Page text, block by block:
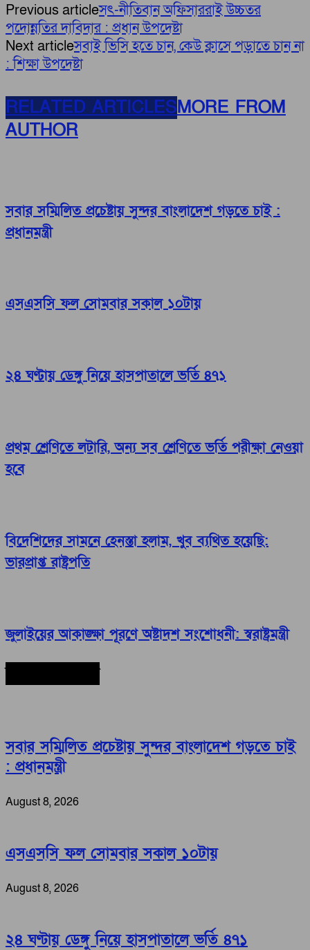
Previous articleসৎ-নীতিবান অফিসাররাই উচ্চতর
পদোন্নতির দাবিদার : প্রধান উপদেষ্টা
Next articleসবাই ভিসি হতে চান, কেউ ক্লাসে পড়াতে চান না
: শিক্ষা উপদেষ্টা
RELATED ARTICLESMORE FROM
AUTHOR
সবার সম্মিলিত প্রচেষ্টায় সুন্দর বাংলাদেশ গড়তে চাই :
প্রধানমন্ত্রী
এসএসসি ফল সোমবার সকাল ১০টায়
২৪ ঘণ্টায় ডেঙ্গু নিয়ে হাসপাতালে ভর্তি ৪৭১
প্রথম শ্রেণিতে লটারি, অন্য সব শ্রেণিতে ভর্তি পরীক্ষা নেওয়া
হবে
বিদেশিদের সামনে হেনস্তা হলাম, খুব ব্যথিত হয়েছি:
ভারপ্রাপ্ত রাষ্ট্রপতি
জুলাইয়ের আকাঙ্ক্ষা পূরণে অষ্টাদশ সংশোধনী: স্বরাষ্ট্রমন্ত্রী
সবার সম্মিলিত প্রচেষ্টায় সুন্দর বাংলাদেশ গড়তে চাই
: প্রধানমন্ত্রী
August 8, 2026
এসএসসি ফল সোমবার সকাল ১০টায়
August 8, 2026
২৪ ঘণ্টায় ডেঙ্গু নিয়ে হাসপাতালে ভর্তি ৪৭১